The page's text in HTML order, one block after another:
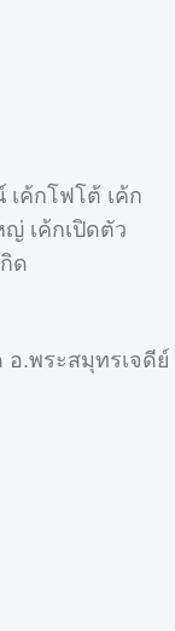
เค้กโฟโต้ เค้ก
เค้กเปิดตัว
ด
อ.พระสมุทรเจดีย์